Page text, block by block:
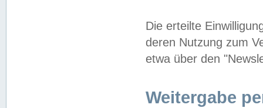
Die erteilte
deren Nutzung zum
etwa über den
Weitergabe